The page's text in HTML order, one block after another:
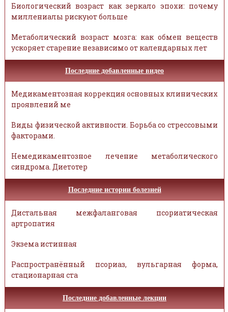
Биологический возраст как зеркало эпохи: почему
миллениалы рискуют больше
Метаболический возраст мозга: как обмен веществ
ускоряет старение независимо от календарных лет
Последние добавленные видео
Медикаментозная коррекция основных клинических
проявлений ме
Виды физической активности. Борьба со стрессовыми
факторами.
Немедикаментозное лечение метаболического
синдрома. Диетотер
Последние истории болезней
Дистальная межфаланговая псориатическая
артропатия
Экзема истинная
Распространённый псориаз, вульгарная форма,
стационарная ста
Последние добавленные лекции